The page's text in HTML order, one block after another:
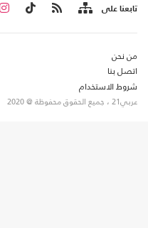
تابعنا على
من نحن
اتصل بنا
شروط الاستخدام
عربي21 ، جميع الحقوق محفوظة @ 2020